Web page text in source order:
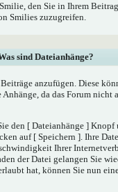
den Sie in Ihrem
Smilies zuzugreifen.
sind Dateianhänge?
anzufügen. Diese
da das Forum
den [ Dateianhänge ]
auf [ Speichern ]. Ihre
Ihrer
der Datei gelangen Sie
hat, können Sie nun